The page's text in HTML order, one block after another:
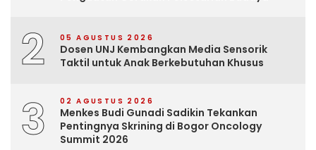
2 05 AGUSTUS 2026
Dosen UNJ Kembangkan Media Sensorik
Taktil untuk Anak Berkebutuhan Khusus
3 02 AGUSTUS 2026
Menkes Budi Gunadi Sadikin Tekankan
Pentingnya Skrining di Bogor Oncology
Summit 2026